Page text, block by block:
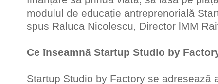
modulul de educație antreprenorială
spus Raluca Nicolescu, Director lMM
Ce înseamnă Startup Studio by
Startup Studio by Factory se adresează